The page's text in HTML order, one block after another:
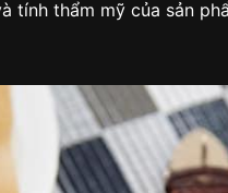
tính thẩm mỹ của sản